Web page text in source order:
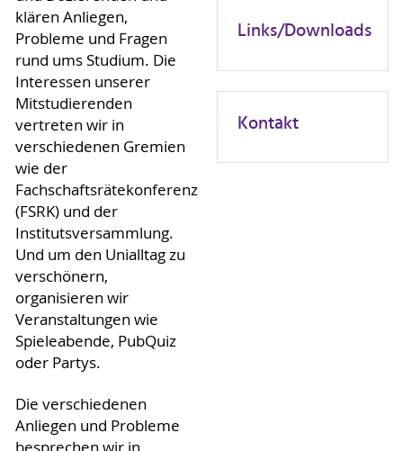
klären Anliegen,
Probleme und Fragen
rund ums Studium. Die
Interessen unserer
Mitstudierenden
vertreten wir in
verschiedenen Gremien
wie der
Fachschaftsrätekonferenz
(FSRK) und der
Institutsversammlung.
Und um den Unialltag zu
verschönern,
organisieren wir
Veranstaltungen wie
Spieleabende, PubQuiz
oder Partys.
Die verschiedenen
Anliegen und Probleme
Links/Downloads
Kontakt